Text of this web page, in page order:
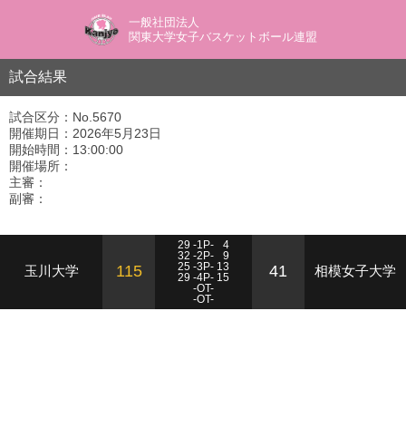
一般社団法人
関東大学女子バスケットボール連盟
試合結果
試合区分：No.5670
開催期日：2026年5月23日
開始時間：13:00:00
開催場所：
主審：
副審：
玉川大学 115
29 -1P-
4
32 -2P-
9
25 -3P- 13
29 -4P- 15
-OT-
-OT-
41 相模女子大学